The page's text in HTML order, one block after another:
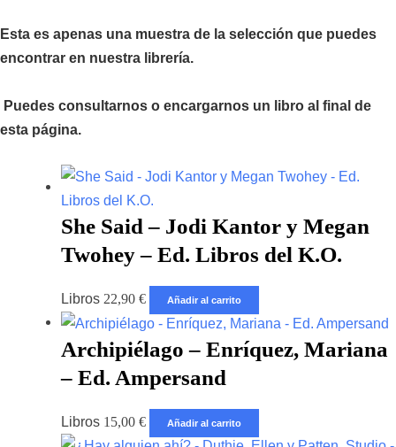
Esta es apenas una muestra de la selección que puedes
encontrar en nuestra librería.
Puedes consultarnos o encargarnos un libro al final de
esta página.
She Said – Jodi Kantor y Megan
Twohey – Ed. Libros del K.O.
Libros 22,90€ Añadir al carrito
Archipiélago – Enríquez, Mariana
– Ed. Ampersand
Libros 15,00€ Añadir al carrito